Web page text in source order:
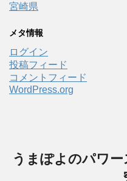
宮崎県
メタ情報
ログイン
投稿フィード
コメントフィード
WordPress.org
うまぽよのパワ